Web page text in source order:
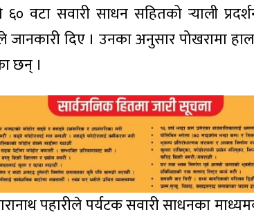
वटा सवारी साधन सहितको र्‍याली
जानकारी दिए । उनका अनुसार पोखरामा
छन् ।
पहारीले पर्यटक सवारी साधनका